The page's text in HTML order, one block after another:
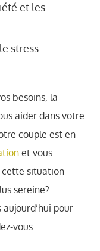
et les
stress
besoins, la
aider dans votre
couple est en
et vous
situation
sereine?
aujourd’hui pour
vous.